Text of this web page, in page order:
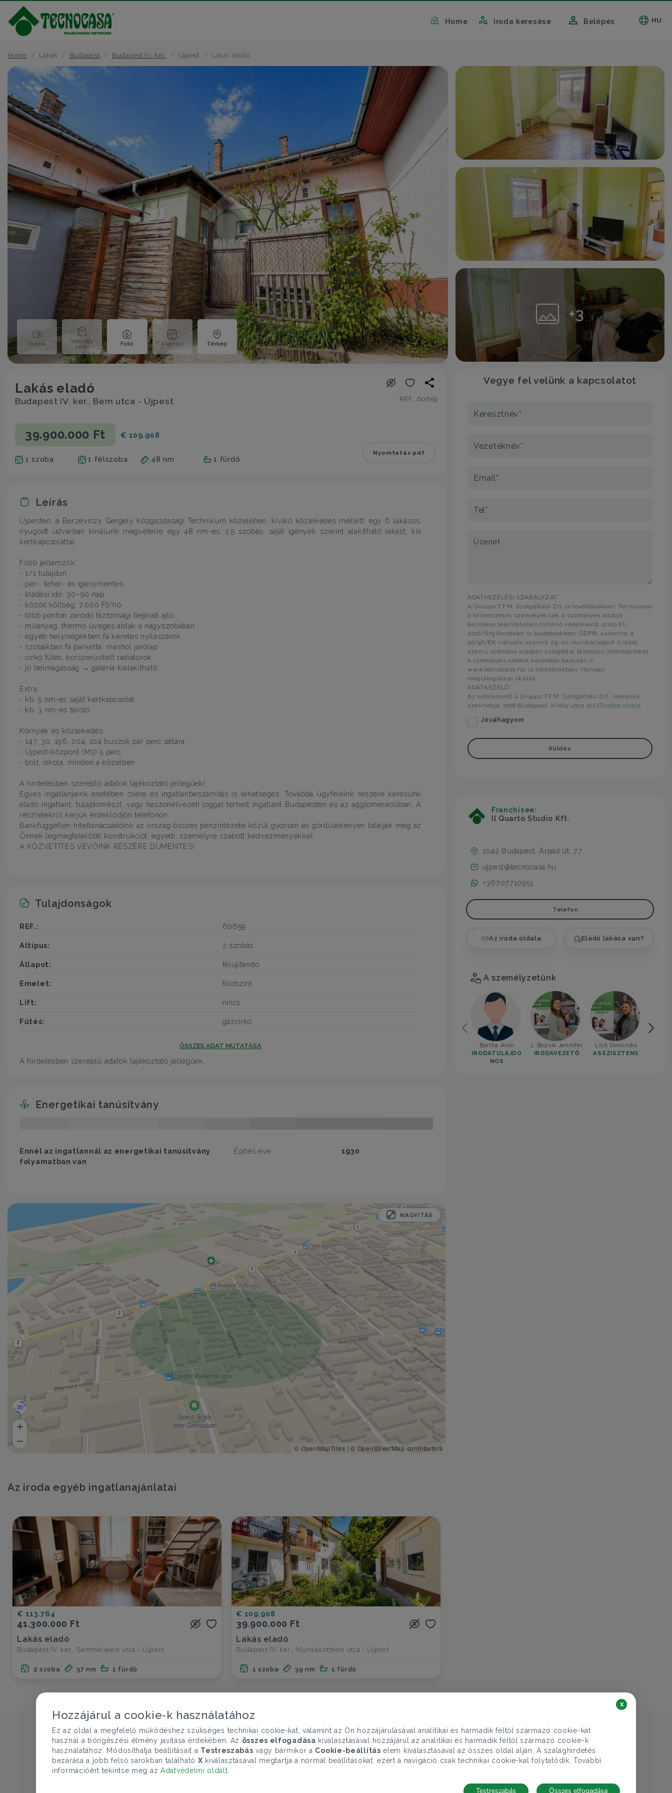
Home Iroda keresése Belépés HU
Home Lakás Budapest Budapest IV. ker. Újpest Lakás eladó
Videó Virtuális
séta; Fotó Alaprajz Térkép
+3
Lakás eladó
Budapest IV. ker., Bem utca - Újpest REF: 60659
39.900.000 Ft € 109.908
1 szoba 1 félszoba 48 nm 1 fürdő
Nyomtatás pdf
Leírás
Újpesten, a Berzeviczy Gergely Közgazdasági Technikum közelében, kiváló közlekedés mellett, egy 6 lakásos,
nyugodt udvarban kínálunk megvételre egy 48 nm-es, 1,5 szobás, saját igények szerint alakítható lakást, kis
kertkapcsolattal.
Főbb jellemzők:
- 1/1 tulajdon
- per-, teher- és igénymentes
- átadási idő: 30–90 nap
- közös költség: 7.000 Ft/hó
- több ponton záródó biztonsági bejárati ajtó
- műanyag, thermo üveges ablak a nagyszobában
- egyéb helyiségekben fa keretes nyílászárók
- szobákban fa parketta, máshol járólap
- cirkó fűtés, korszerűsített radiátorok
- jó belmagasság → galéria kialakítható
Extra:
- kb. 5 nm-es saját kertkapcsolat
- kb. 3 nm-es tároló
Környék és közlekedés:
- 147, 30, 196, 204, 104 buszok pár perc sétára
- Újpest-központ (M3) 5 perc
- bolt, iskola, minden a közelben
A hirdetésben szereplő adatok tájékoztató jellegűek!
Egyes ingatlanjaink esetében csere és ingatlanbeszámítás is lehetséges. Továbbá ügyfeleink részére keresünk
eladó ingatlant, tulajdonrészt, vagy haszonélvezeti joggal terhelt ingatlant Budapesten és az agglomerációban. A
részletekről kérjük érdeklődjön telefonon.
Bankfüggetlen hiteltanácsadóink az ország összes pénzintézete közül gyorsan és gördülékenyen találják meg az
Önnek legmegfelelőbb konstrukciót, egyedi, személyre szabott kedvezményekkel.
A KÖZVETÍTÉS VEVŐINK RÉSZÉRE DÍJMENTES!
Tulajdonságok
REF.: 60659
Altípus: 2 szobás
Állapot: felújítandó
Emelet: földszint
Lift: nincs
Fűtés: gázcirkó
ÖSSZES ADAT MUTATÁSA
A hirdetésben szereplő adatok tájékoztató jellegűek.
Energetikai tanúsítvány
Ennél az ingatlannál az energetikai tanúsítvány
folyamatban van
Építés éve: 1930
NAGYÍTÁS
© OpenMapTiles |© OpenStreetMap contributors
Az iroda egyéb ingatlanajánlatai
€ 113.764
41.300.000 Ft
Lakás eladó
Budapest IV. ker., Semmelweis utca - Újpest
2 szoba 37 nm 1 fürdő
€ 109.908
39.900.000 Ft
Lakás eladó
Budapest IV. ker., Munkásotthon utca - Újpest
1 szoba 39 nm 1 fürdő
Vegye fel velünk a kapcsolatot
Keresztnév*
Vezetéknév*
Email*
Tel*
Üzenet
ADATKEZELÉSI SZABÁLYZAT
A Gruppo T.F.M. Szolgáltató Zrt. (a továbbiakban: Tecnocasa)
a természetes személyeknek a személyes adatok
kezelése tekintetében történő védelméről szóló EU
2016/679 Rendelet (a továbbiakban: GDPR) ,valamint a
95/46/EK irányelv szerinti 29.-es munkacsoport 2/2001.
számú ajánlása alapján szolgáltat bizonyos információkat
a személyes adatok kezelése kapcsán a
www.tecnocasa.hu (a továbbiakban: Honlap)
meglátogatása okából.
ADATKEZELŐ
Az adatkezelő a Gruppo T.F.M. Szolgáltató Zrt., melynek
székhelye: 1068 Budapest, Király utca 102.[Tovább olvas]
Jóváhagyom
Küldés
Franchisee:
Il Quarto Studio Kft.
1042 Budapest, Árpád út, 77.
ujpest@tecnocasa.hu
+36707710951
Telefon
Az iroda oldala Eladó lakása van?
A személyzetünk
Bartha Áron
IRODATULAJDO
NOS
1. Bozsik Jennifer
IRODAVEZETŐ
Lilik Dominika
ASSZISZTENS
Hozzájárul a cookie-k használatához
Ez az oldal a megfelelő működéshez szükséges technikai cookie-kat, valamint az Ön hozzájárulásával analitikai és harmadik féltől származó cookie-kat
használ a böngészési élmény javítása érdekében. Az összes elfogadása kiválasztásával hozzájárul az analitikai és harmadik féltől származó cookie-k
használatához. Módosíthatja beállításait a Testreszabás vagy bármikor a Cookie-beállítás elem kiválasztásával az összes oldal alján. A szalaghirdetés
bezárása a jobb felső sarokban található X kiválasztásával megtartja a normál beállításokat, ezért a navigáció csak technikai cookie-kal folytatódik. További
információért tekintse meg az Adatvédelmi oldalt
x
Összes elfogadása
Testreszabás